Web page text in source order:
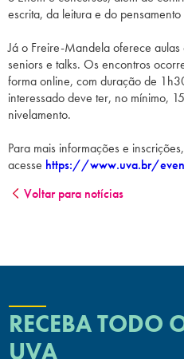
escrita, da leitura e do pensamento
Já o Freire-Mandela oferece
seniors e talks. Os encontros
forma online, com duração de
interessado deve ter, no mínimo,
nivelamento.
Para mais informações e inscrições,
acesse https://www.uva.br/
Voltar para notícias
RECEBA TODO
UVA